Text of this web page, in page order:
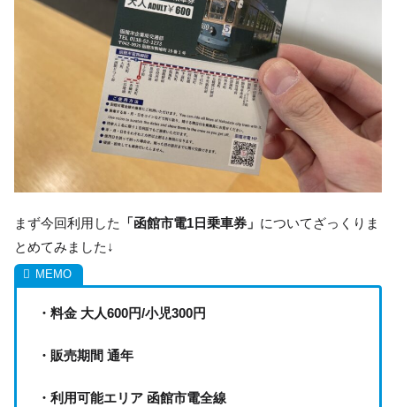
まず今回利用した 「函館市電1日乗車券」 についてざっくりま
とめてみました↓
・料金 大人600円/小児300円
・販売期間 通年
・利用可能エリア 函館市電全線